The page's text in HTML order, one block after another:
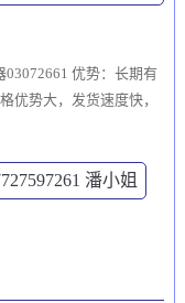
优势：长期有
优势大，发货速度快，
潘小姐